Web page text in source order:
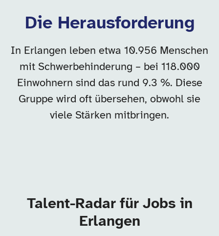
Die Herausforderung
In Erlangen leben etwa 10.956 Menschen
mit Schwerbehinderung – bei 118.000
Einwohnern sind das rund 9.3 %. Diese
Gruppe wird oft übersehen, obwohl sie
viele Stärken mitbringen.
Talent-Radar für Jobs in
Erlangen